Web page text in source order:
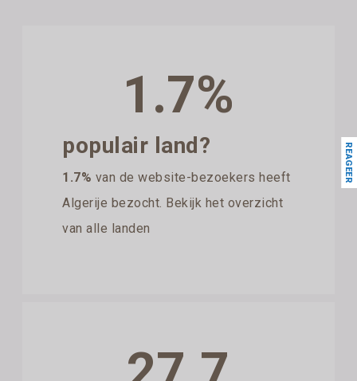
1.7%
populair land?
1.7% van de website-bezoekers heeft
Algerije bezocht. Bekijk het overzicht
van alle landen
REAGEER